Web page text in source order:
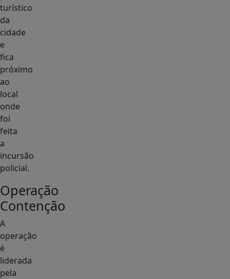
turístico
da
cidade
e
fica
próximo
ao
local
onde
foi
feita
a
incursão
policial.
Operação
Contenção
A
operação
é
liderada
pela